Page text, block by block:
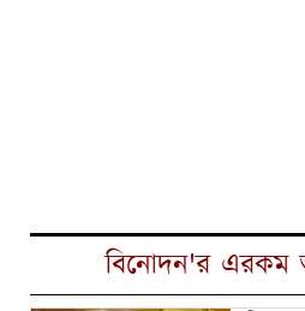
বিনোদন'র